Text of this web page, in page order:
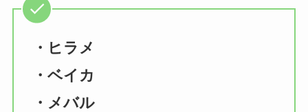
・ヒラメ
・ベイカ
・メバル